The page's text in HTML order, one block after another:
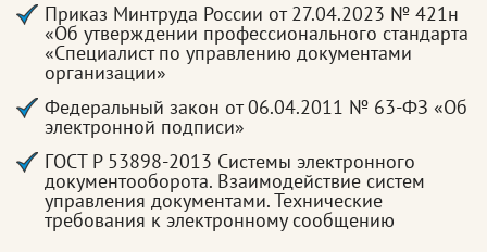
Приказ Минтруда России от 27.04.2023 № 421н
«Об утверждении профессионального стандарта
«Специалист по управлению документами
организации»
Федеральный закон от 06.04.2011 № 63-ФЗ «Об
электронной подписи»
ГОСТ Р 53898-2013 Системы электронного
документооборота. Взаимодействие систем
управления документами. Технические
требования к электронному сообщению